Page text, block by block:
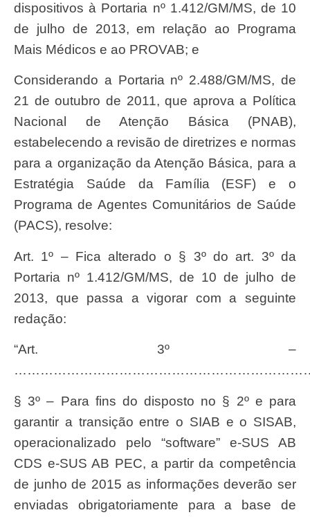
dispositivos à Portaria nº 1.412/GM/MS, de 10
de julho de 2013, em relação ao Programa
Mais Médicos e ao PROVAB; e
considerando a Portaria nº 2.488/GM/MS, de
21 de outubro de 2011, que aprova a Política
Nacional de Atenção Básica (PNAB),
estabelecendo a revisão de diretrizes e normas
para a organização da Atenção Básica, para a
Estratégia Saúde da Família (ESF) e o
Programa de Agentes Comunitários de Saúde
(PACS), resolve:
Art. 1º – Fica alterado o § 3º do art. 3º da
Portaria nº 1.412/GM/MS, de 10 de julho de
2013, que passa a vigorar com a seguinte
redação:
“Art. 3º –
§ 3º – Para fins do disposto no § 2º e para
garantir a transição entre o SIAB e o SISAB,
operacionalizado pelo “software” e-SUS AB
CDS e-SUS AB PEC, a partir da competência
de junho de 2015 as informações deverão ser
enviadas obrigatoriamente para a base de